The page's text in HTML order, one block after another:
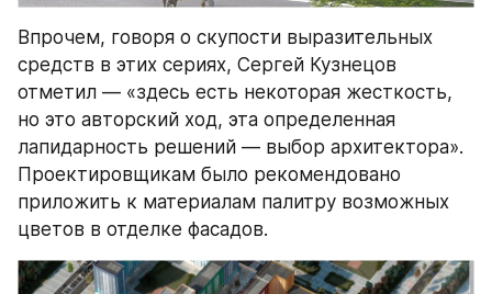
Впрочем, говоря о скупости выразительных
средств в этих сериях, Сергей Кузнецов
отметил — «здесь есть некоторая жесткость,
но это авторский ход, эта определенная
лапидарность решений — выбор архитектора».
Проектировщикам было рекомендовано
приложить к материалам палитру возможных
цветов в отделке фасадов.